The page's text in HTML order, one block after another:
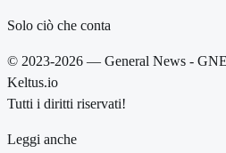
Solo ciò che conta
© 2023-2026 — General News -
Keltus.io
Tutti i diritti riservati!
Leggi anche